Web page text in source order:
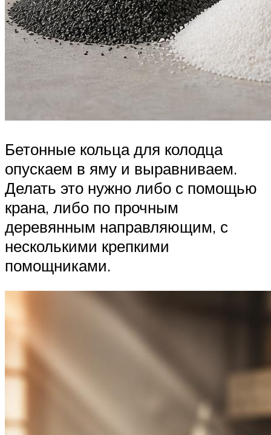
Бетонные кольца для колодца
опускаем в яму и выравниваем.
Делать это нужно либо с помощью
крана, либо по прочным
деревянным направляющим, с
несколькими крепкими
помощниками.